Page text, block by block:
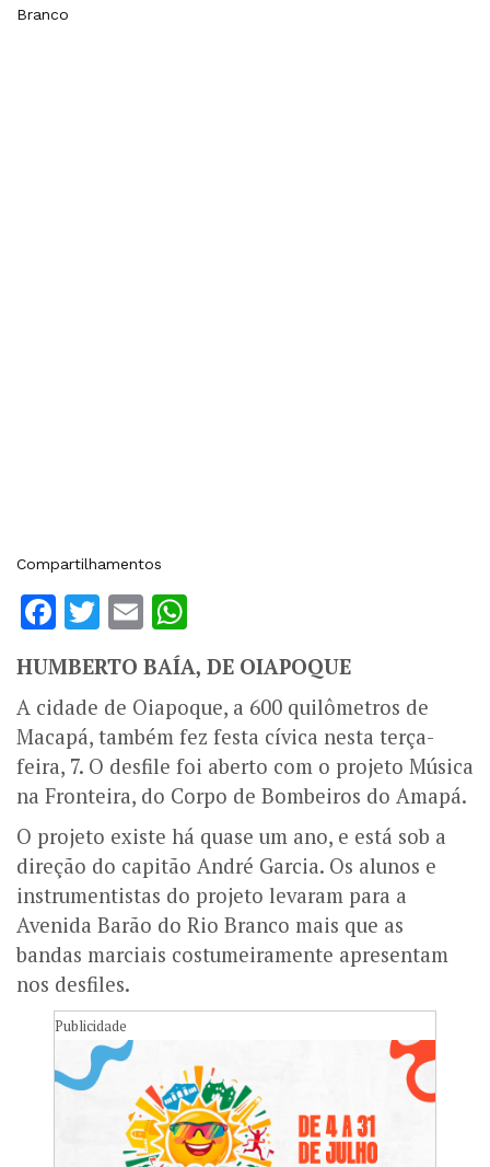
Branco
Compartilhamentos
Facebook
Twitter
Email
HUMBERTO BAÍA, DE OIAPOQUE
A cidade de Oiapoque, a 600 quilômetros de
Macapá, também fez festa cívica nesta terça-
feira, 7. O desfile foi aberto com o projeto Música
na Fronteira, do Corpo de Bombeiros do Amapá.
O projeto existe há quase um ano, e está sob a
direção do capitão André Garcia. Os alunos e
instrumentistas do projeto levaram para a
Avenida Barão do Rio Branco mais que as
bandas marciais costumeiramente apresentam
nos desfiles.
Publicidade